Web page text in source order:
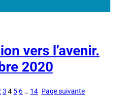
vers l’avenir.
2020
3 4 5 6 … 14 Page suivante